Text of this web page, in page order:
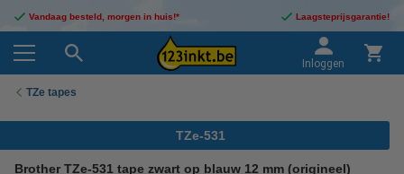
Vandaag besteld, morgen in huis!* Laagsteprijsgarantie!
Inloggen
TZe tapes
TZe-531
Brother TZe-531 tape zwart op blauw 12 mm (origineel)